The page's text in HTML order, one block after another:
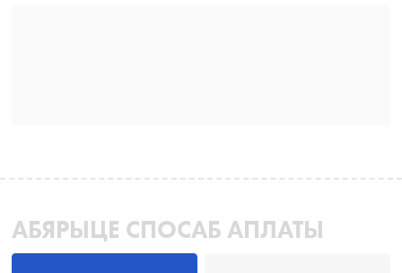
АБЯРЫЦЕ СПОСАБ АПЛАТЫ